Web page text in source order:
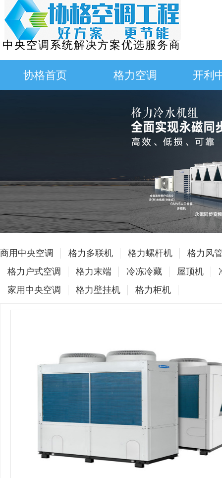
中央空调系统解决方案优选服务商
协格首页 格力空调 开利
商用中央空调 格力多联机 格力螺杆机
格力风
格力户式空调
格力末端 冷冻冷藏 屋顶机
家用中央空调
格力壁挂机 格力柜机